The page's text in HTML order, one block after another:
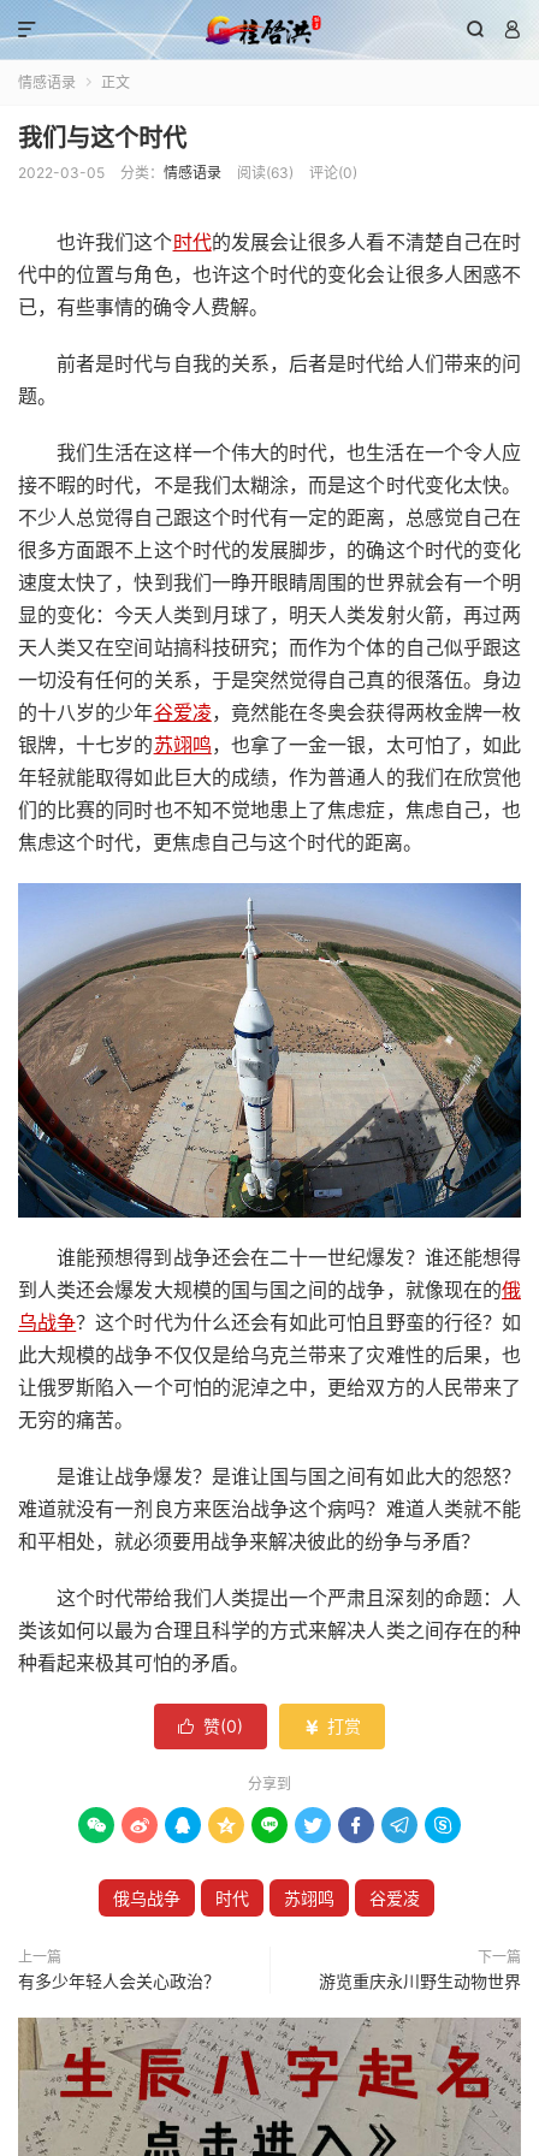
 

情感语录  正文
我们与这个时代
2022-03-05 分类： 情感语录 阅读(63) 评论(0)
也许我们这个时代的发展会让很多人看不清楚自己在时
代中的位置与角色，也许这个时代的变化会让很多人困惑不
已，有些事情的确令人费解。
前者是时代与自我的关系，后者是时代给人们带来的问
题。
我们生活在这样一个伟大的时代，也生活在一个令人应
接不暇的时代，不是我们太糊涂，而是这个时代变化太快。
不少人总觉得自己跟这个时代有一定的距离，总感觉自己在
很多方面跟不上这个时代的发展脚步，的确这个时代的变化
速度太快了，快到我们一睁开眼睛周围的世界就会有一个明
显的变化：今天人类到月球了，明天人类发射火箭，再过两
天人类又在空间站搞科技研究；而作为个体的自己似乎跟这
一切没有任何的关系，于是突然觉得自己真的很落伍。身边
的十八岁的少年谷爱凌，竟然能在冬奥会获得两枚金牌一枚
银牌，十七岁的苏翊鸣，也拿了一金一银，太可怕了，如此
年轻就能取得如此巨大的成绩，作为普通人的我们在欣赏他
们的比赛的同时也不知不觉地患上了焦虑症，焦虑自己，也
焦虑这个时代，更焦虑自己与这个时代的距离。
谁能预想得到战争还会在二十一世纪爆发？谁还能想得
到人类还会爆发大规模的国与国之间的战争，就像现在的俄
乌战争？这个时代为什么还会有如此可怕且野蛮的行径？如
此大规模的战争不仅仅是给乌克兰带来了灾难性的后果，也
让俄罗斯陷入一个可怕的泥淖之中，更给双方的人民带来了
无穷的痛苦。
是谁让战争爆发？是谁让国与国之间有如此大的怨怒？
难道就没有一剂良方来医治战争这个病吗？难道人类就不能
和平相处，就必须要用战争来解决彼此的纷争与矛盾？
这个时代带给我们人类提出一个严肃且深刻的命题：人
类该如何以最为合理且科学的方式来解决人类之间存在的种
种看起来极其可怕的矛盾。
 赞(0)  打赏
分享到
        
俄乌战争 时代 苏翊鸣 谷爱凌
上一篇
有多少年轻人会关心政治？
下一篇
游览重庆永川野生动物世界